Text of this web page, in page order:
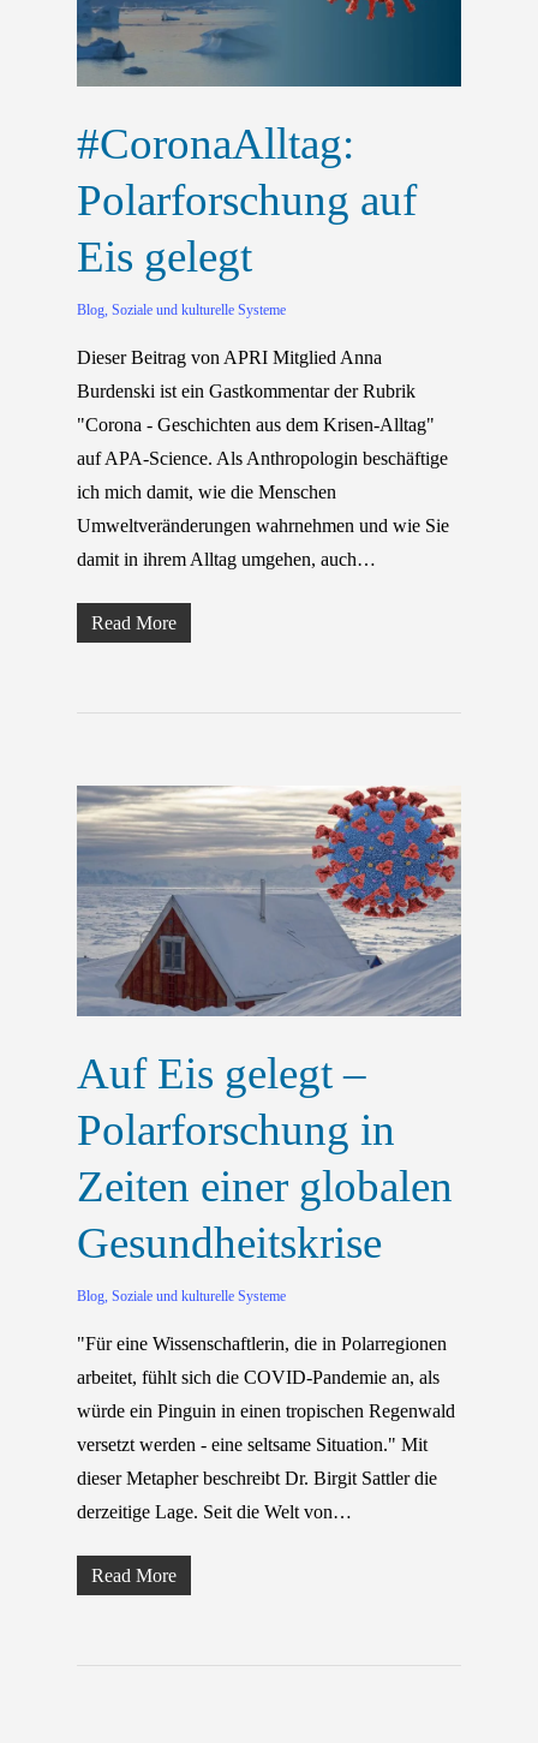
#CoronaAlltag:
Polarforschung auf
Eis gelegt
Blog Soziale und kulturelle Systeme
Dieser Beitrag von APRI Mitglied Anna
Burdenski ist ein Gastkommentar der Rubrik
"Corona - Geschichten aus dem Krisen-Alltag"
auf APA-Science. Als Anthropologin beschäftige
ich mich damit, wie die Menschen
Umweltveränderungen wahrnehmen und wie Sie
damit in ihrem Alltag umgehen, auch…
Read More
Auf Eis gelegt –
Polarforschung in
Zeiten einer globalen
Gesundheitskrise
Blog, Soziale und kulturelle Systeme
"Für eine Wissenschaftlerin, die in Polarregionen
arbeitet, fühlt sich die COVID-Pandemie an, als
würde ein Pinguin in einen tropischen Regenwald
versetzt werden - eine seltsame Situation." Mit
dieser Metapher beschreibt Dr. Birgit Sattler die
derzeitige Lage. Seit die Welt von…
Read More